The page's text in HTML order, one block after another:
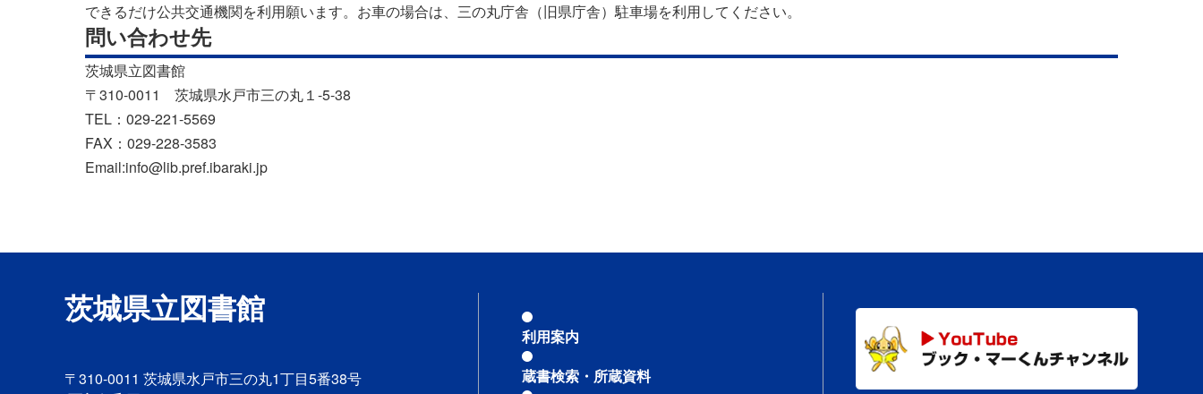
できるだけ公共交通機関を利用願います。お車の場合は、三の丸庁舎（旧県庁舎）駐車場を利用してください。
問い合わせ先
茨城県立図書館
〒310-0011 茨城県水戸市三の丸１-5-38
TEL：029-221-5569
FAX：029-228-3583
Email:info@lib.pref.ibaraki.jp
茨城県立図書館
〒310-0011 茨城県水戸市三の丸1丁目5番38号
利用案内
蔵書検索・所蔵資料